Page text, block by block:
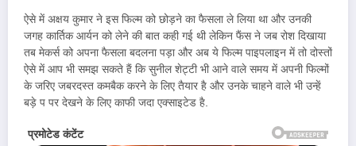
ऐसे में अक्षय कुमार ने इस फिल्म को छोड़ने का फैसला ले लिया था और उनकी
जगह कार्तिक आर्यन को लेने की बात कही गई थी लेकिन फैंस ने जब रोश दिखाया
तब मेकर्स को अपना फैसला बदलना पड़ा और अब ये फिल्म पाइपलाइन में तो दोस्तों
ऐसे में आप भी समझ सकते हैं कि सुनील शेट्टी भी आने वाले समय में अपनी फिल्मों
के जरिए जबरदस्त कमबैक करने के लिए तैयार है और उनके चाहने वाले भी उन्हें
बड़े प पर देखने के लिए काफी जदा एक्साइटेड है.